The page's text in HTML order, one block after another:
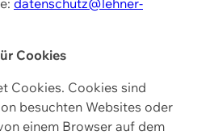
Cookies
Cookies. Cookies sind
besuchten Websites oder
einem Browser auf dem